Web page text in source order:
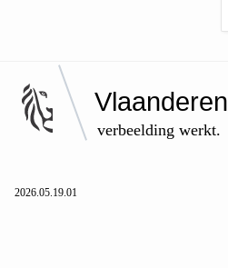
Vlaanderen
verbeelding werkt.
2026.05.19.01